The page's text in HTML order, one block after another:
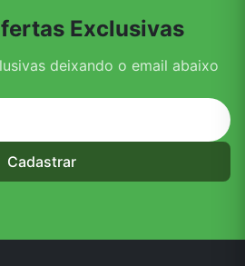
Exclusivas
deixando o email abaixo
Cadastrar